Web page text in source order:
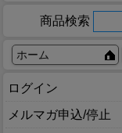
商品検索
ホーム
ログイン
メルマガ申込/停止